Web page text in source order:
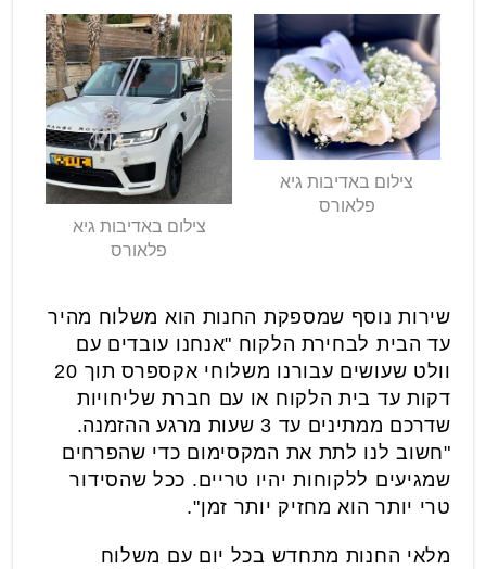
צילום באדיבות גיא
פלאורס
צילום באדיבות גיא
פלאורס
שירות נוסף שמספקת החנות הוא משלוח מהיר
עד הבית לבחירת הלקוח "אנחנו עובדים עם
וולט שעושים עבורנו משלוחי אקספרס תוך 20
דקות עד בית הלקוח או עם חברת שליחויות
שדרכם ממתינים עד 3 שעות מרגע ההזמנה.
"חשוב לנו לתת את המקסימום כדי שהפרחים
שמגיעים ללקוחות יהיו טריים. ככל שהסידור
טרי יותר הוא מחזיק יותר זמן".
מלאי החנות מתחדש בכל יום עם משלוח